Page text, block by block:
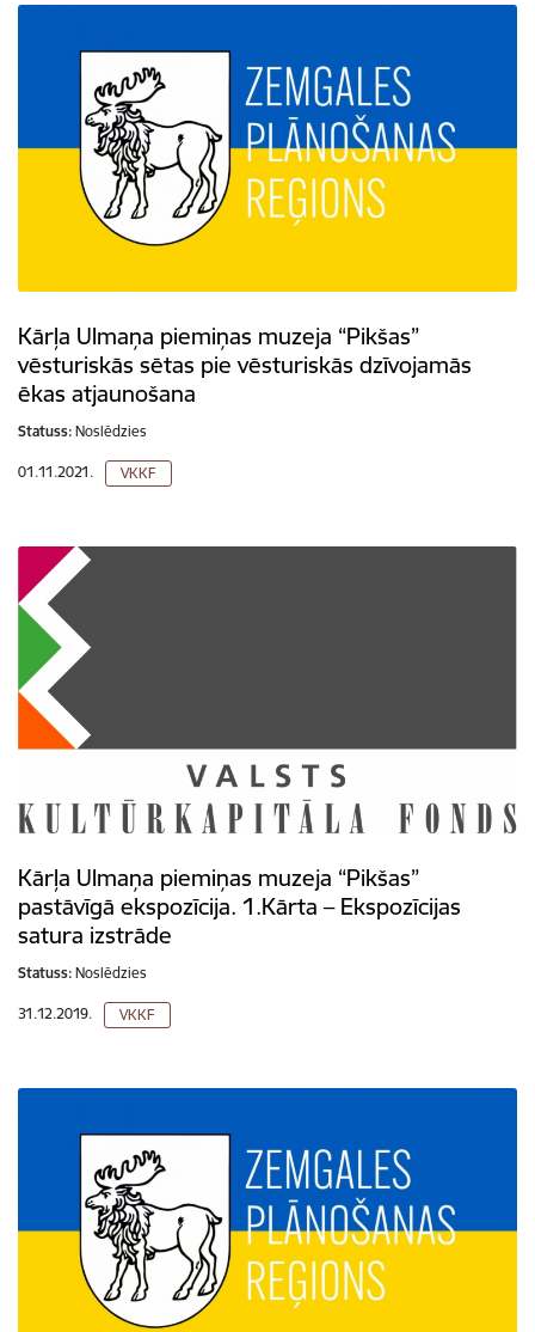
Kārļa Ulmaņa piemiņas muzeja “Pikšas”
vēsturiskās sētas pie vēsturiskās dzīvojamās
ēkas atjaunošana
Statuss: Noslēdzies
01.11.2021. VKKF
Kārļa Ulmaņa piemiņas muzeja “Pikšas”
pastāvīgā ekspozīcija. 1.Kārta – Ekspozīcijas
satura izstrāde
Statuss: Noslēdzies
31.12.2019. VKKF